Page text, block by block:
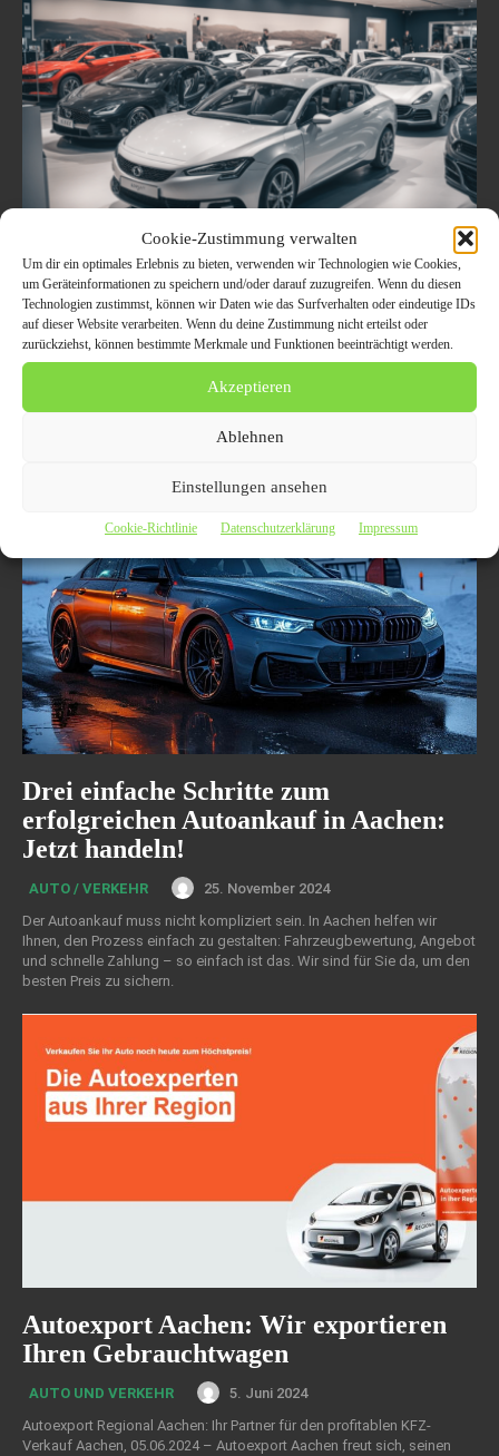
Cookie-Zustimmung verwalten
Um dir ein optimales Erlebnis zu bieten, verwenden wir Technologien wie Cookies,
um Geräteinformationen zu speichern und/oder darauf zuzugreifen. Wenn du diesen
Technologien zustimmst, können wir Daten wie das Surfverhalten oder eindeutige IDs
auf dieser Website verarbeiten. Wenn du deine Zustimmung nicht erteilst oder
zurückziehst, können bestimmte Merkmale und Funktionen beeinträchtigt werden.
Akzeptieren
Ablehnen
Einstellungen ansehen
Cookie-Richtlinie Datenschutzerklärung Impressum
Autoankauf München – Verkaufen Sie
Ihr Fahrzeug in weniger als 24 Stunden
AUTO / VERKEHR
Keine Wartezeiten, kein Verkaufsstress! Der Autoankauf in München
ermöglicht Ihnen, Ihr Auto schnell und einfach abzugeben. Wir bieten
faire Preise und kümmern uns um alle Details, inklusive der Abmeldung
Drei einfache Schritte zum
erfolgreichen Autoankauf in Aachen:
Jetzt handeln!
AUTO / VERKEHR
25. November 2024
Der Autoankauf muss nicht kompliziert sein. In Aachen helfen wir
Ihnen, den Prozess einfach zu gestalten: Fahrzeugbewertung, Angebot
und schnelle Zahlung – so einfach ist das. Wir sind für Sie da, um den
besten Preis zu sichern.
Autoexport Aachen: Wir exportieren
Ihren Gebrauchtwagen
AUTO UND VERKEHR
5. Juni 2024
Autoexport Regional Aachen: Ihr Partner für den profitablen KFZ-
Verkauf Aachen, 05.06.2024 – Autoexport Aachen freut sich, seinen